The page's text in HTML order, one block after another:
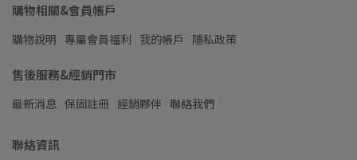
購物相關&會員帳戶
購物說明 專屬會員福利 我的帳戶 隱私政策
售後服務&經銷門市
最新消息 保固註冊 經銷夥伴 聯絡我們
聯絡資訊